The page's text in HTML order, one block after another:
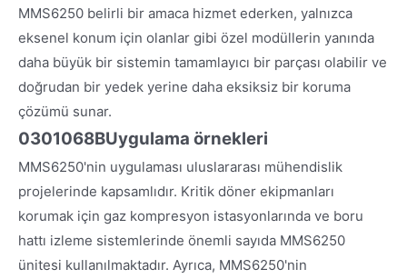
MMS6250 belirli bir amaca hizmet ederken, yalnızca
eksenel konum için olanlar gibi özel modüllerin yanında
daha büyük bir sistemin tamamlayıcı bir parçası olabilir ve
doğrudan bir yedek yerine daha eksiksiz bir koruma
çözümü sunar.
0301068BUygulama örnekleri
MMS6250'nin uygulaması uluslararası mühendislik
projelerinde kapsamlıdır. Kritik döner ekipmanları
korumak için gaz kompresyon istasyonlarında ve boru
hattı izleme sistemlerinde önemli sayıda MMS6250
ünitesi kullanılmaktadır. Ayrıca, MMS6250'nin